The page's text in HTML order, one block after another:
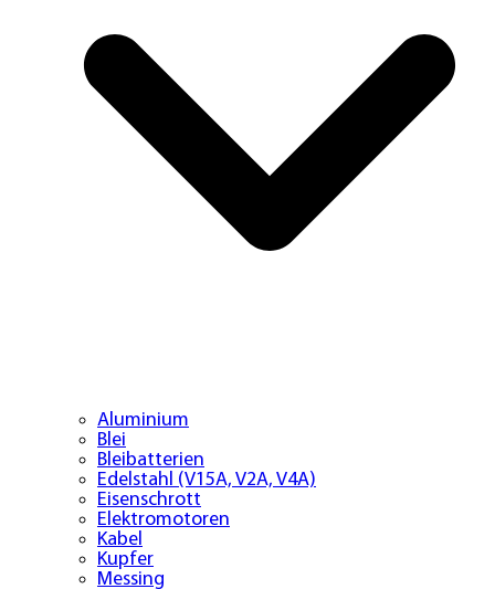
Aluminium
Blei
Bleibatterien
Edelstahl (V15A, V2A, V4A)
Eisenschrott
Elektromotoren
Kabel
Kupfer
Messing